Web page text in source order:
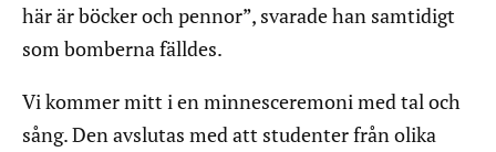
här är böcker och pennor”, svarade han samtidigt
som bomberna fälldes.
Vi kommer mitt i en minnesceremoni med tal och
sång. Den avslutas med att studenter från olika